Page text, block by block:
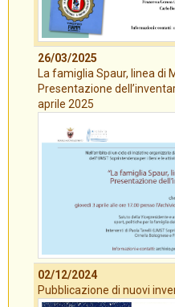
26/03/2025
La famiglia Spaur, linea di
Presentazione
aprile 2025
02/12/2024
Pubblicazione di nuovi